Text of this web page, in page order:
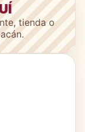
tienda o